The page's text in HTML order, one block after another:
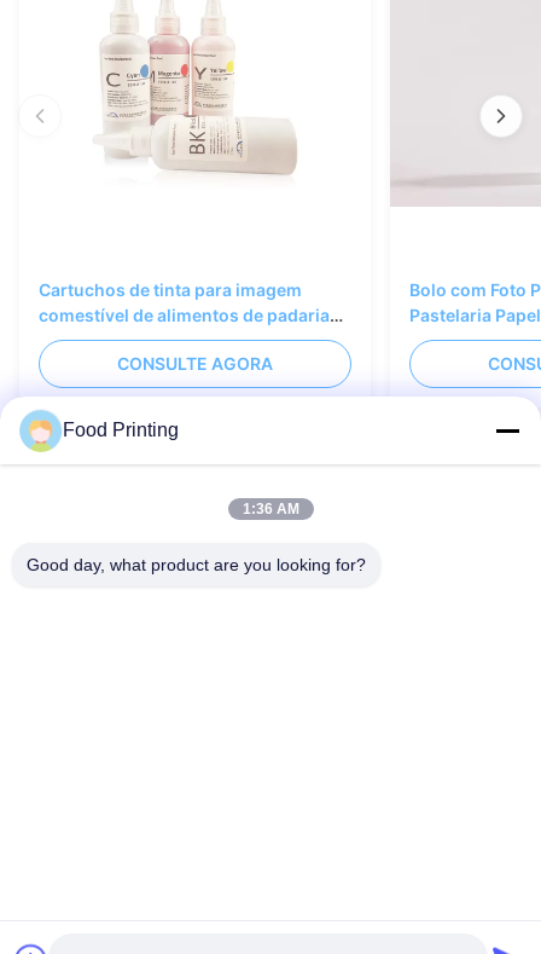
Cartuchos de tinta para imagem
comestível de alimentos de padaria
Arte de confeitaria
CONSULTE AGORA
Bolo com Foto
Pastelaria
Tinta
Cor
Food Printing
1:36 AM
Good day, what product are you looking for?